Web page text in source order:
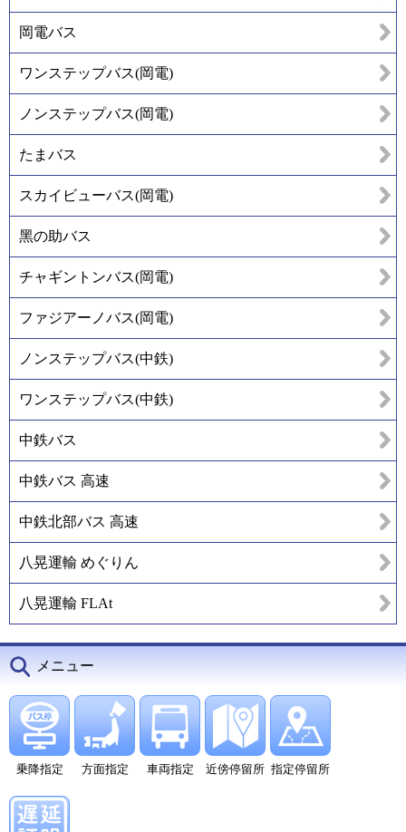
岡電バス
ワンステップバス(岡電)
ノンステップバス(岡電)
たまバス
スカイビューバス(岡電)
黑の助バス
チャギントンバス(岡電)
ファジアーノバス(岡電)
ノンステップバス(中鉄)
ワンステップバス(中鉄)
中鉄バス
中鉄バス 高速
中鉄北部バス 高速
八晃運輸 めぐりん
八晃運輸 FLAt
メニュー
乗降指定 方面指定 車両指定 近傍停留所 指定停留所